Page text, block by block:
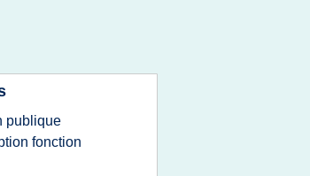
publique
fonction